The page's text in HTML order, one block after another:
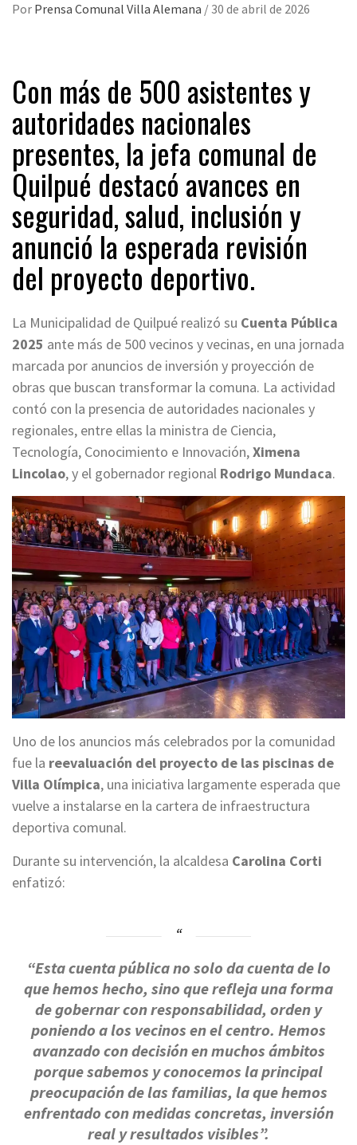
Por Prensa Comunal Villa Alemana / 30 de abril de 2026
Con más de 500 asistentes y
autoridades nacionales
presentes, la jefa comunal de
Quilpué destacó avances en
seguridad, salud, inclusión y
anunció la esperada revisión
del proyecto deportivo.
La Municipalidad de Quilpué realizó su Cuenta Pública
2025 ante más de 500 vecinos y vecinas, en una jornada
marcada por anuncios de inversión y proyección de
obras que buscan transformar la comuna. La actividad
contó con la presencia de autoridades nacionales y
regionales, entre ellas la ministra de Ciencia,
Tecnología, Conocimiento e Innovación,Ximena
Lincolao, y el gobernador regional Rodrigo Mundaca.
Uno de los anuncios más celebrados por la comunidad
fue la reevaluación del proyecto de las piscinas de
Villa Olímpica, una iniciativa largamente esperada que
vuelve a instalarse en la cartera de infraestructura
deportiva comunal.
Durante su intervención, la alcaldesa Carolina Corti
enfatizó:
“Esta cuenta pública no solo da cuenta de lo
que hemos hecho, sino que refleja una forma
de gobernar con responsabilidad, orden y
poniendo a los vecinos en el centro. Hemos
avanzado con decisión en muchos ámbitos
porque sabemos y conocemos la principal
preocupación de las familias, la que hemos
enfrentado con medidas concretas, inversión
real y resultados visibles”.